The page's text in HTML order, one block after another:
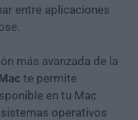
entre aplicaciones
más avanzada de la
te permite
en tu Mac
operativos